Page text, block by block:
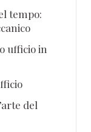
tempo:
ufficio in
del